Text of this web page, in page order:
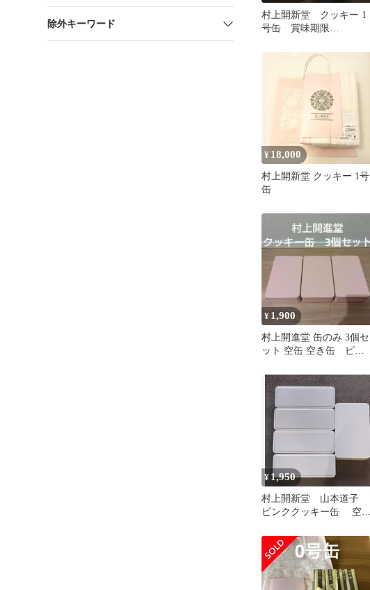
除外キーワード
村上開新堂 クッキー 1
号缶 賞味期限
¥ 18,000
村上開新堂 クッキー 1号
缶
¥ 1,900
村上開進堂 缶のみ 3個セ
ット 空缶 空き缶 ピン
¥ 1,950
村上開新堂 山本道子
ピンククッキー缶 空き